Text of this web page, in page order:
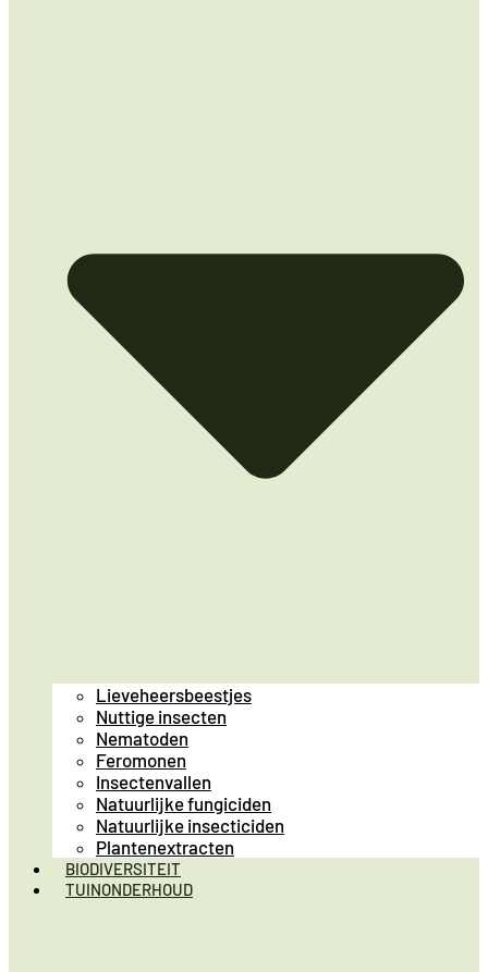
Lieveheersbeestjes
Nuttige insecten
Nematoden
Feromonen
Insectenvallen
Natuurlijke fungiciden
Natuurlijke insecticiden
Plantenextracten
BIODIVERSITEIT
TUINONDERHOUD